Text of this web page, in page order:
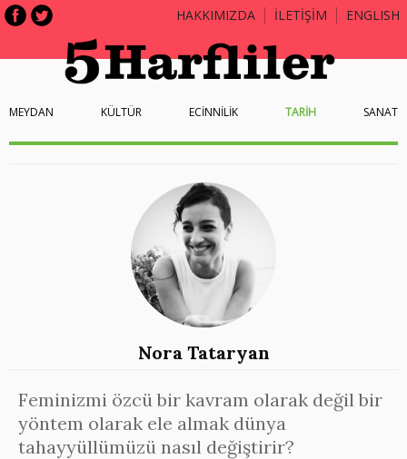
HAKKIMIZDA İLETİŞİM ENGLISH
MEYDAN KÜLTÜR ECİNNİLİK TARİH SANAT
Nora Tataryan
Feminizmi özcü bir kavram olarak değil bir
yöntem olarak ele almak dünya
tahayyüllümüzü nasıl değiştirir?